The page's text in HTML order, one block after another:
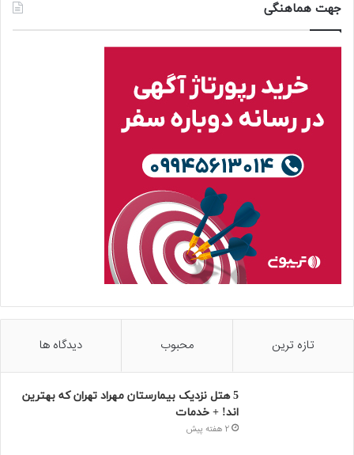
جهت هماهنگی
تازه ترین محبوب دیدگاه ها
5 هتل نزدیک بیمارستان مهراد تهران که بهترین‌
اند! + خدمات
2 هفته پیش